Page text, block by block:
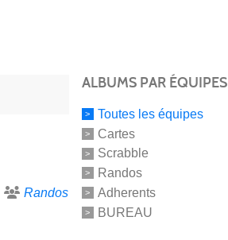
Randos
ALBUMS PAR ÉQUIPES
Toutes les équipes
Cartes
Scrabble
Randos
Adherents
BUREAU